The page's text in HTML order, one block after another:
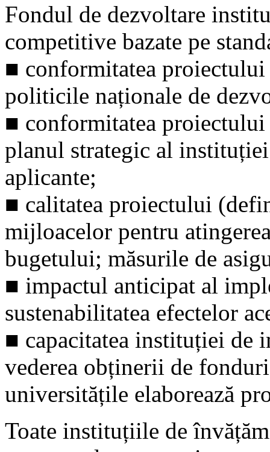
Fondul de dezvoltare
competitive bazate pe
■ conformitatea
politicile naționale de
■ conformitatea
planul strategic al
aplicante;
■ calitatea proiectului
mijloacelor pentru
bugetului; măsurile de
■ impactul anticipat al
sustenabilitatea efectelor
■ capacitatea instituției de
vederea obținerii de
universitățile elaborează
Toate instituțiile de